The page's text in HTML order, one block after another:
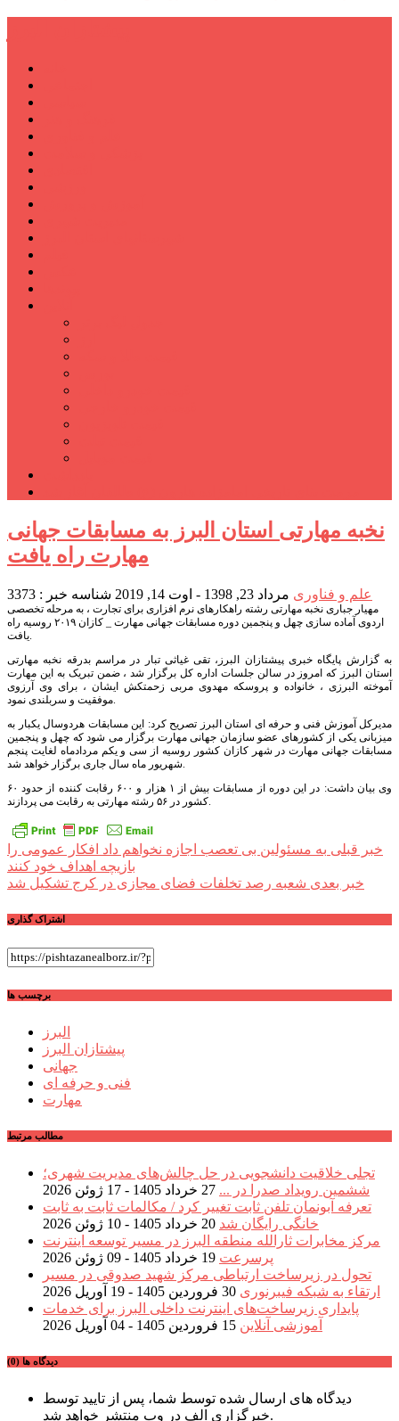
نخبه مهارتی استان البرز به مسابقات جهانی
مهارت راه یافت
علم و فناوری مرداد 23, 1398 - اوت 14, 2019 شناسه خبر : 3373
مهیار جباری نخبه مهارتی رشته راهکارهای نرم افزاری برای تجارت ، به مرحله تخصصی
اردوی آماده سازی چهل و پنجمین دوره مسابقات جهانی مهارت _ کازان ۲۰۱۹ روسیه راه
یافت.
به گزارش پایگاه خبری پیشتازان البرز، تقی غیاثی تبار در مراسم بدرقه نخبه مهارتی
استان البرز که امروز در سالن جلسات اداره کل برگزار شد ، ضمن تبریک به این مهارت
آموخته البرزی ، خانواده و پروسکه مهدوی مربی زحمتکش ایشان ، برای وی آرزوی
موفقیت و سربلندی نمود.
مدیرکل آموزش فنی و حرفه ای استان البرز تصریح کرد: این مسابقات هردوسال یکبار به
میزبانی یکی از کشورهای عضو سازمان جهانی مهارت برگزار می شود که چهل و پنجمین
مسابقات جهانی مهارت در شهر کازان کشور روسیه از سی و یکم مردادماه لغایت پنجم
شهریور ماه سال جاری برگزار خواهد شد.
وی بیان داشت: در این دوره از مسابقات بیش از ۱ هزار و ۶۰۰ رقابت کننده از حدود ۶۰
کشور در ۵۶ رشته مهارتی به رقابت می پردازند.
راهبری
نوشته
خبر قبلی به مسئولین بی تعصب اجازه نخواهم داد افکار عمومی را
بازیچه اهداف خود کنند
خبر بعدی شعبه رصد تخلفات فضای مجازی در کرج تشکیل شد
اشتراک گذاری
برچسب ها
البرز
پیشتازان البرز
جهانی
فنی و حرفه ای
مهارت
مطالب مرتبط
تجلی خلاقیت دانشجویی در حل چالش‌های مدیریت شهری؛
ششمین رویداد صدرا در ... 27 خرداد 1405 - 17 ژوئن 2026
تعرفه آبونمان تلفن ثابت تغییر کرد / مکالمات ثابت به ثابت
خانگی رایگان شد 20 خرداد 1405 - 10 ژوئن 2026
مرکز مخابرات ثارالله منطقه البرز در مسیر توسعه اینترنت
پرسرعت 19 خرداد 1405 - 09 ژوئن 2026
تحول در زیرساخت ارتباطی مرکز شهید صدوقی در مسیر
ارتقاء به شبکه فیبرنوری 30 فروردین 1405 - 19 آوریل 2026
پایداری زیرساخت‌های اینترنت داخلی البرز برای خدمات
آموزشی آنلاین 15 فروردین 1405 - 04 آوریل 2026
دیدگاه ها (0)
دیدگاه های ارسال شده توسط شما، پس از تایید توسط
خبرگزاری الف در وب منتشر خواهد شد.